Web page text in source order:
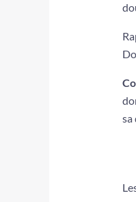
sa